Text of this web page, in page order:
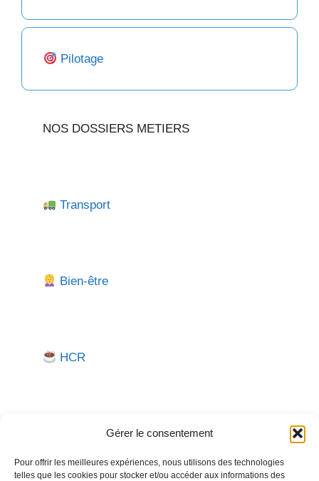
Gérer le consentement
Pour offrir les meilleures expériences, nous utilisons des technologies
telles que les cookies pour stocker et/ou accéder aux informations des
Pilotage
NOS DOSSIERS METIERS
Transport
Bien-être
HCR